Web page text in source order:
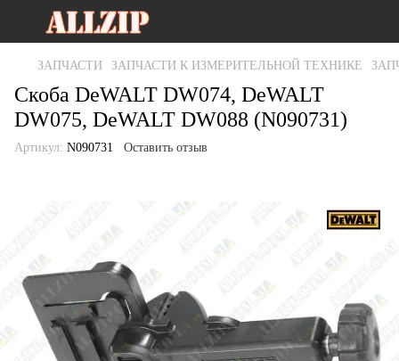
ЗАПЧАСТИ ЗАПЧАСТИ К ИЗМЕРИТЕЛЬНОЙ ТЕХНИКЕ
Скоба DeWALT DW074, DeWALT
DW075, DeWALT DW088 (N090731)
Артикул: N090731 Оставить отзыв